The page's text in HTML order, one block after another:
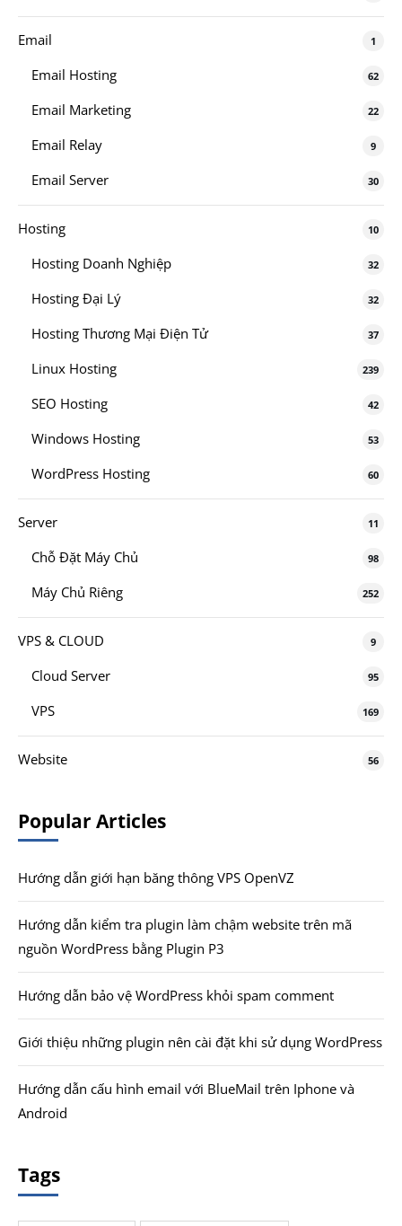
Email 1
Email Hosting 62
Email Marketing 22
Email Relay 9
Email Server 30
Hosting 10
Hosting Doanh Nghiệp 32
Hosting Đại Lý 32
Hosting Thương Mại Điện Tử 37
Linux Hosting 239
SEO Hosting 42
Windows Hosting 53
WordPress Hosting 60
Server 11
Chỗ Đặt Máy Chủ 98
Máy Chủ Riêng 252
VPS & CLOUD 9
Cloud Server 95
VPS 169
Website 56
Popular Articles
Hướng dẫn giới hạn băng thông VPS OpenVZ
Hướng dẫn kiểm tra plugin làm chậm website trên mã
nguồn WordPress bằng Plugin P3
Hướng dẫn bảo vệ WordPress khỏi spam comment
Giới thiệu những plugin nên cài đặt khi sử dụng WordPress
Hướng dẫn cấu hình email với BlueMail trên Iphone và
Android
Tags